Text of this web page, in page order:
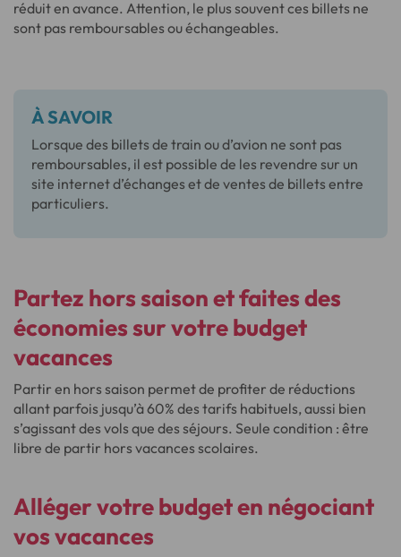
réduit en avance. Attention, le plus souvent ces billets ne
sont pas remboursables ou échangeables.
À SAVOIR
Lorsque des billets de train ou d’avion ne sont pas
remboursables, il est possible de les revendre sur un
site internet d’échanges et de ventes de billets entre
particuliers.
Partez hors saison et faites des
économies sur votre budget
vacances
Partir en hors saison permet de profiter de réductions
allant parfois jusqu’à 60% des tarifs habituels, aussi bien
s’agissant des vols que des séjours. Seule condition : être
libre de partir hors vacances scolaires.
Alléger votre budget en négociant
vos vacances